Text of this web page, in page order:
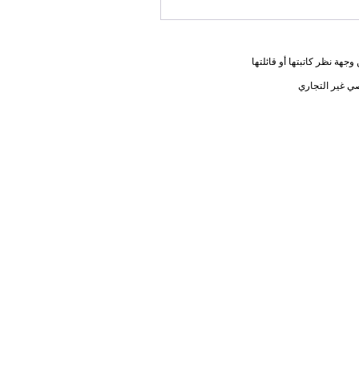
نظر كاتبتها أو قائلتها
غير التجاري